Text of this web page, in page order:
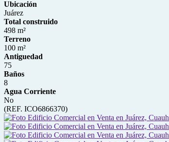
Ubicación
Juárez
Total construido
498 m²
Terreno
100 m²
Antiguedad
75
Baños
8
Agua Corriente
No
(REF. ICO6866370)